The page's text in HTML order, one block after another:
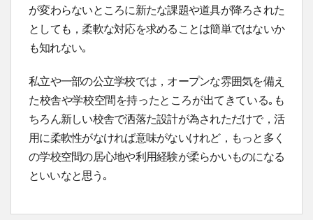
が変わらないところに新たな課題や道具が降ろされた
としても，柔軟な対応を求めることは簡単ではないか
も知れない｡
私立や一部の公立学校では，オープンな雰囲気を備え
た校舎や学校空間を持ったところが出てきている｡も
ちろん新しい校舎で洒落た設計が為されただけで，活
用に柔軟性がなければ意味がないけれど，もっと多く
の学校空間の居心地や利用経験が柔らかいものになる
といいなと思う｡